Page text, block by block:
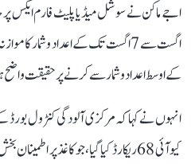
کے اوسط اعداد و شمار سے کرنے پر حقیقت
انہوں نے کہا کہ مرکزی آلودگی کنٹرول بورڈ
کیو آئی 68 ریکارڈ کیا گیا، جو کاغذ پر